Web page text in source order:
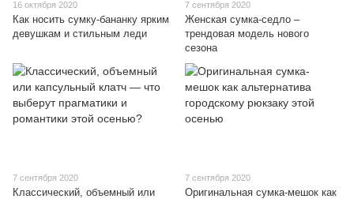
16 октября 2020
Как носить сумку-бананку ярким
девушкам и стильным леди
7 сентября 2020
Женская сумка-седло –
трендовая модель нового
сезона
7 сентября 2020
Классический, объемный или
7 сентября 2020
Оригинальная сумка-мешок как